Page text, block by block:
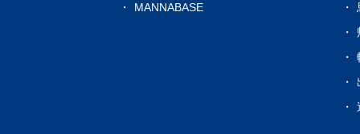
MANNABASE